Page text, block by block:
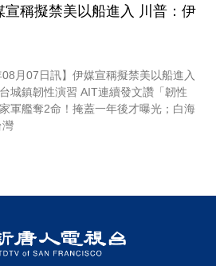
宣稱擬禁美以船進入 川普：伊
08月07日訊】伊媒宣稱擬禁美以船進入
城鎮韌性演習 AIT連續發文讚「韌性
軍艦奪2命！掩蓋一年後才曝光；白海
灣